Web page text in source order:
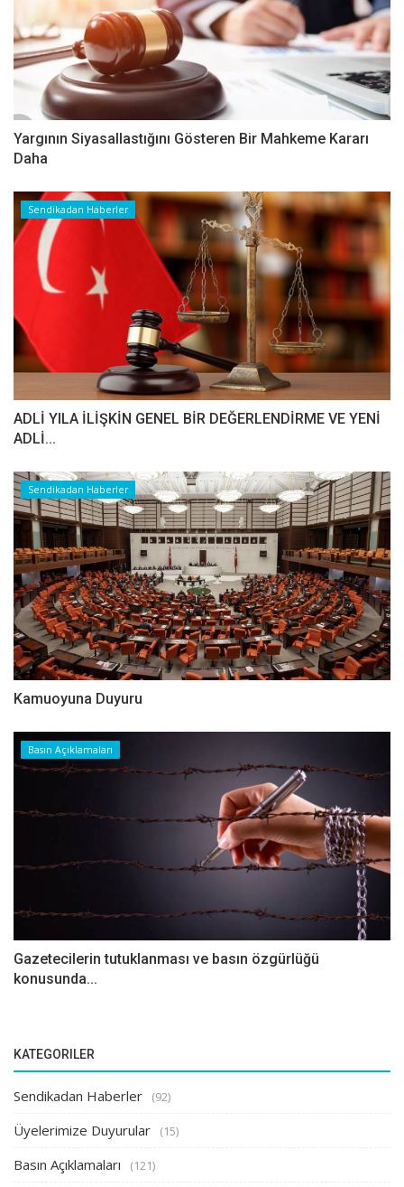
Yargının Siyasallastığını Gösteren Bir Mahkeme Kararı
Daha
Sendikadan Haberler
ADLİ YILA İLİŞKİN GENEL BİR DEĞERLENDİRME VE YENİ
ADLİ...
Sendikadan Haberler
Kamuoyuna Duyuru
Basın Açıklamaları
Gazetecilerin tutuklanması ve basın özgürlüğü
konusunda...
KATEGORILER
Sendikadan Haberler (92)
Üyelerimize Duyurular (15)
Basın Açıklamaları (121)